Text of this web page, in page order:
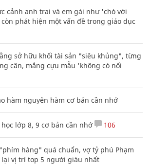
cảnh anh trai và em gái như 'chó với
phát hiện một vấn đề trong giáo dục
sở hữu khối tài sản "siêu khủng", từng
cân, mắng cựu mẫu 'không có nổi
hàm nguyên hàm cơ bản cần nhớ
lớp 8, 9 cơ bản cần nhớ 106
hàng" quá chuẩn, vợ tỷ phú Phạm
vị trí top 5 người giàu nhất